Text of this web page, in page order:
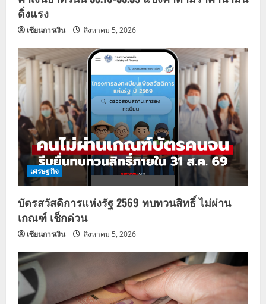
n
ดิ่งแรง
เซียนการเงิน สิงหาคม 5, 2026
เศรษฐกิจ
บัตรสวัสดิการแห่งรัฐ 2569 ทบทวนสิทธิ์ ไม่ผ่าน
เกณฑ์ เช็กด่วน
เซียนการเงิน สิงหาคม 5, 2026